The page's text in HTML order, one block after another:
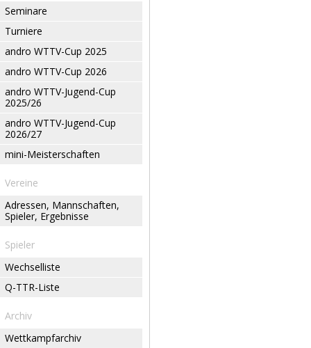
Seminare
Turniere
andro WTTV-Cup 2025
andro WTTV-Cup 2026
andro WTTV-Jugend-Cup
2025/26
andro WTTV-Jugend-Cup
2026/27
mini-Meisterschaften
Vereine
Adressen, Mannschaften,
Spieler, Ergebnisse
Spieler
Wechselliste
Q-TTR-Liste
Archiv
Wettkampfarchiv